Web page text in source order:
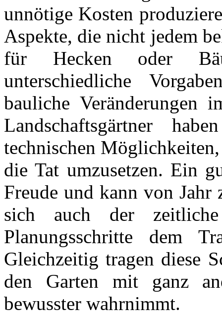
unnötige Kosten
Aspekte, die nicht jedem
für Hecken oder
unterschiedliche
bauliche Veränderungen
Landschaftsgärtner
technischen
die Tat umzusetzen. Ein
Freude und kann von Jahr
sich auch der
Planungsschritte dem
Gleichzeitig tragen diese
den Garten mit ganz
bewusster wahrnimmt.